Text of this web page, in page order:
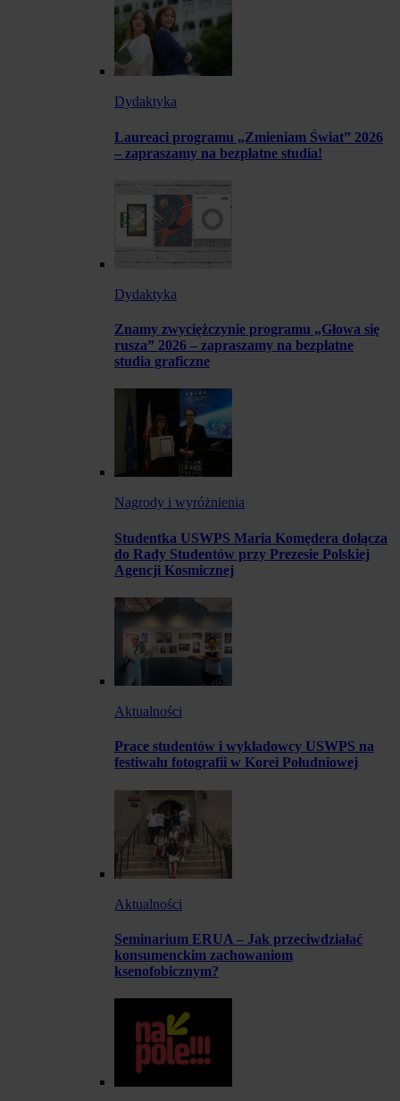
Dydaktyka
Laureaci programu „Zmieniam Świat” 2026
– zapraszamy na bezpłatne studia!
Dydaktyka
Znamy zwyciężczynie programu „Głowa się
rusza” 2026 – zapraszamy na bezpłatne
studia graficzne
Nagrody i wyróżnienia
Studentka USWPS Maria Komędera dołącza
do Rady Studentów przy Prezesie Polskiej
Agencji Kosmicznej
Aktualności
Prace studentów i wykładowcy USWPS na
festiwalu fotografii w Korei Południowej
Aktualności
Seminarium ERUA – Jak przeciwdziałać
konsumenckim zachowaniom
ksenofobicznym?